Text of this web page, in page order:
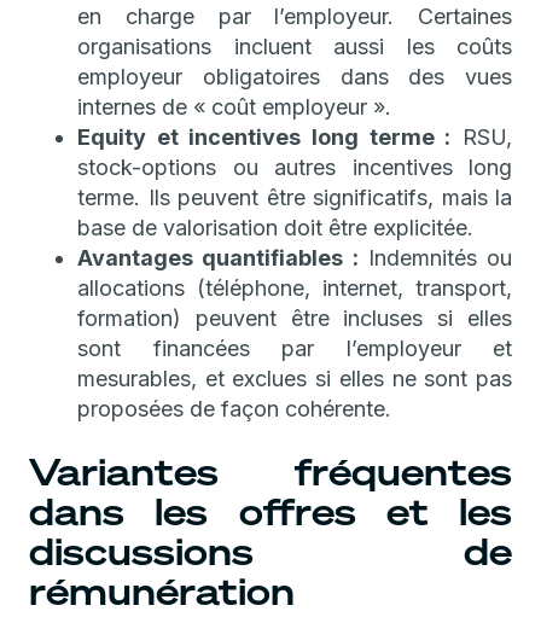
en charge par l’employeur. Certaines
organisations incluent aussi les coûts
employeur obligatoires dans des vues
internes de « coût employeur ».
Equity et incentives long terme : RSU,
stock-options ou autres incentives long
terme. Ils peuvent être significatifs, mais la
base de valorisation doit être explicitée.
Avantages quantifiables : Indemnités ou
allocations (téléphone, internet, transport,
formation) peuvent être incluses si elles
sont financées par l’employeur et
mesurables, et exclues si elles ne sont pas
proposées de façon cohérente.
Variantes fréquentes
dans les offres et les
discussions de
rémunération